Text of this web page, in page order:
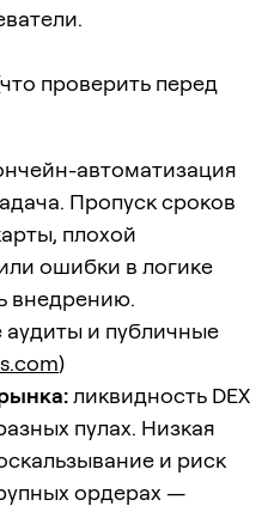
проверить перед
автоматизация
Пропуск сроков
плохой
ошибки в логике
внедрению.
и публичные
)
ликвидность DEX
пулах. Низкая
и риск
ордерах —